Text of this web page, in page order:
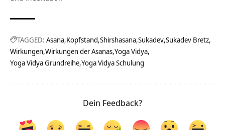
TAGGED: Asana Kopfstand Shirshasana Sukadev Sukadev Bretz
Wirkungen Wirkungen der Asanas Yoga Vidya
Yoga Vidya Grundreihe Yoga Vidya Schulung
Dein Feedback?